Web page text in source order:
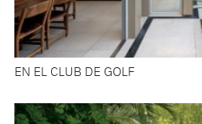
EN EL CLUB DE GOLF